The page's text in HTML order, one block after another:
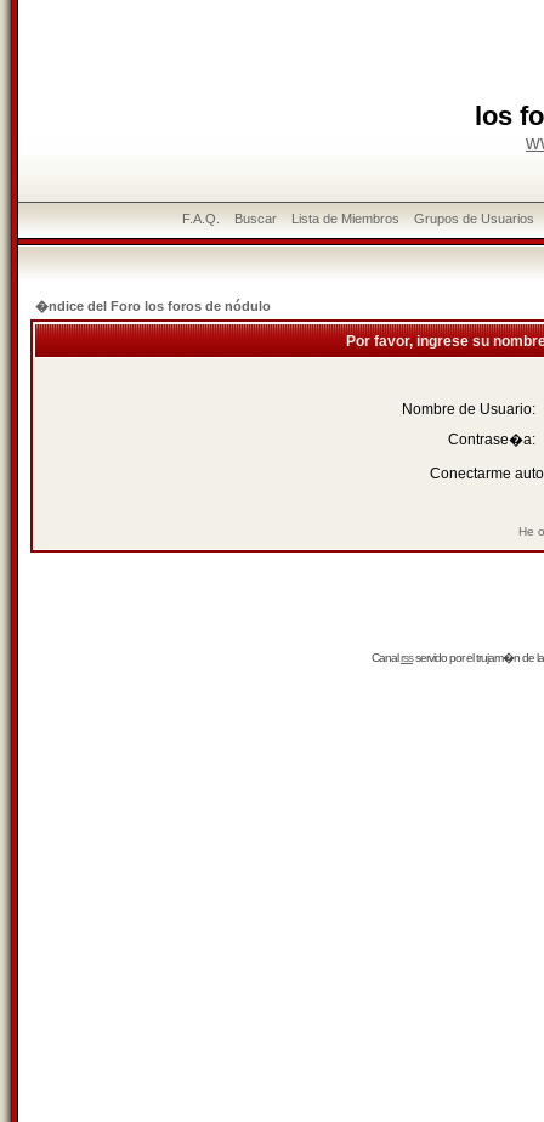
los
F.A.Q. Buscar Lista de Miembros Grupos de Usuarios
�ndice del Foro los foros de nódulo
Por favor, ingrese su
Nombre de Usuario:
Contrase�a:
Conectarme
He
Canalrssservido por eltrujam�nde